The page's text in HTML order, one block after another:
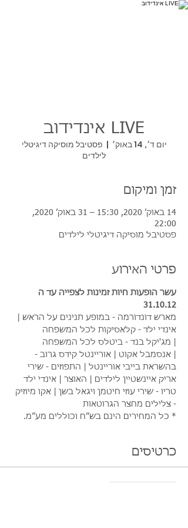
LIVE אינדידוב
יום ד׳, 14 באוק׳
  |
פסטיבל מוסיקה דיגיטלי
לילדים
זמן ומיקום
14 באוק׳ 2020, 15:30 – 31 באוק׳ 2020,
22:00
פסטיבל מוסיקה דיגיטלי לילדים
פרטי האירוע
עשר הופעות חיות זמינות לצפייה עד ה
31.10.12
מארש דונדורמה - במופע תנינים על הראש |
אינדי ילד - קלאסיקות לכל המשפחה
| מג'יקל בנד - ביטלס לכל המשפחה
| אנסמבל אקוט | אוריינטל קידס גרוב -
בהשראת בייבי אוריינטל | התפוזים - שירי
אריק איינשטיין לילדים | האוצר | אינדי ילד
טריו - שירי עוזי חיטמן ויגאל בשן | אקו מיוזיק
- צלילים מחצר הגרוטאות
* כל המחירים הינם בש״ח וכוללים מע״מ.
כרטיסים